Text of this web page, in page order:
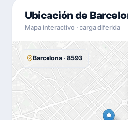
Ubicación de
Mapa interactivo · carga diferida
Barcelona · 8593